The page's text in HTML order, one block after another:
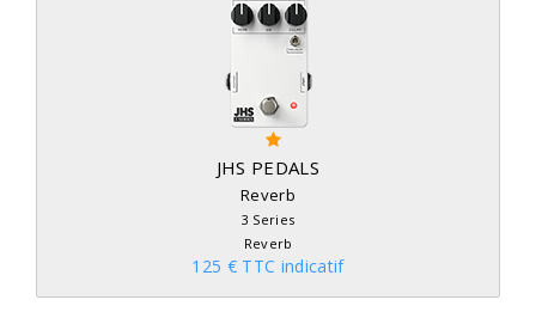
JHS PEDALS
Reverb
3 Series
Reverb
125 € TTC indicatif